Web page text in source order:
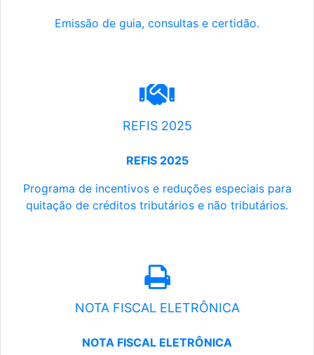
Emissão de guia, consultas e certidão.
REFIS 2025
REFIS 2025
Programa de incentivos e reduções especiais para
quitação de créditos tributários e não tributários.
NOTA FISCAL ELETRÔNICA
NOTA FISCAL ELETRÔNICA